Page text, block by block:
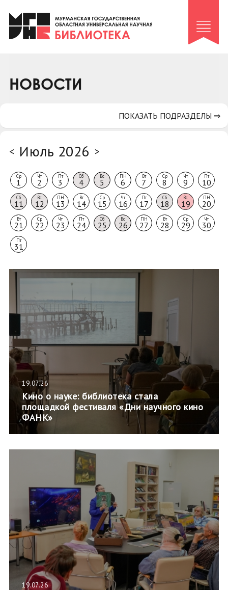
Клуб «Гиря и сельдерей»
Клуб «Семейный архив»
Коллегам
НОВОСТИ
< Июль 2026 >
Ср
1
Чт
2
Пт
3
Сб
4
Вс
5
ПН
6
Вт
7
Ср
8
Чт
9
Пт
10
Сб
11
Вс
12
ПН
13
Вт
14
Ср
15
Чт
16
Пт
17
Сб
18
Вс
19
ПН
20
Вт
21
Ср
22
Чт
23
Пт
24
Сб
25
Вс
26
ПН
27
Вт
28
Ср
29
Чт
30
Пт
31
19.07.26
Кино о науке: библиотека стала
площадкой фестиваля «Дни научного кино
ФАНК»
19.07.26
ПОКАЗАТЬ ПОДРАЗДЕЛЫ ⇒